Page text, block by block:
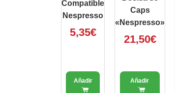
Compatible
Nespresso
5,35€
Caps
«Nespresso»
21,50€